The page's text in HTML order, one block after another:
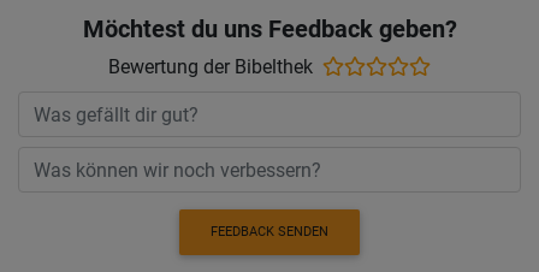
Möchtest du uns Feedback geben?
Bewertung der Bibelthek
FEEDBACK SENDEN